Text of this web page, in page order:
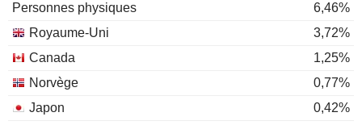
Personnes physiques
6,46%
Royaume-Uni
3,72%
Canada
1,25%
Norvège
0,77%
Japon
0,42%